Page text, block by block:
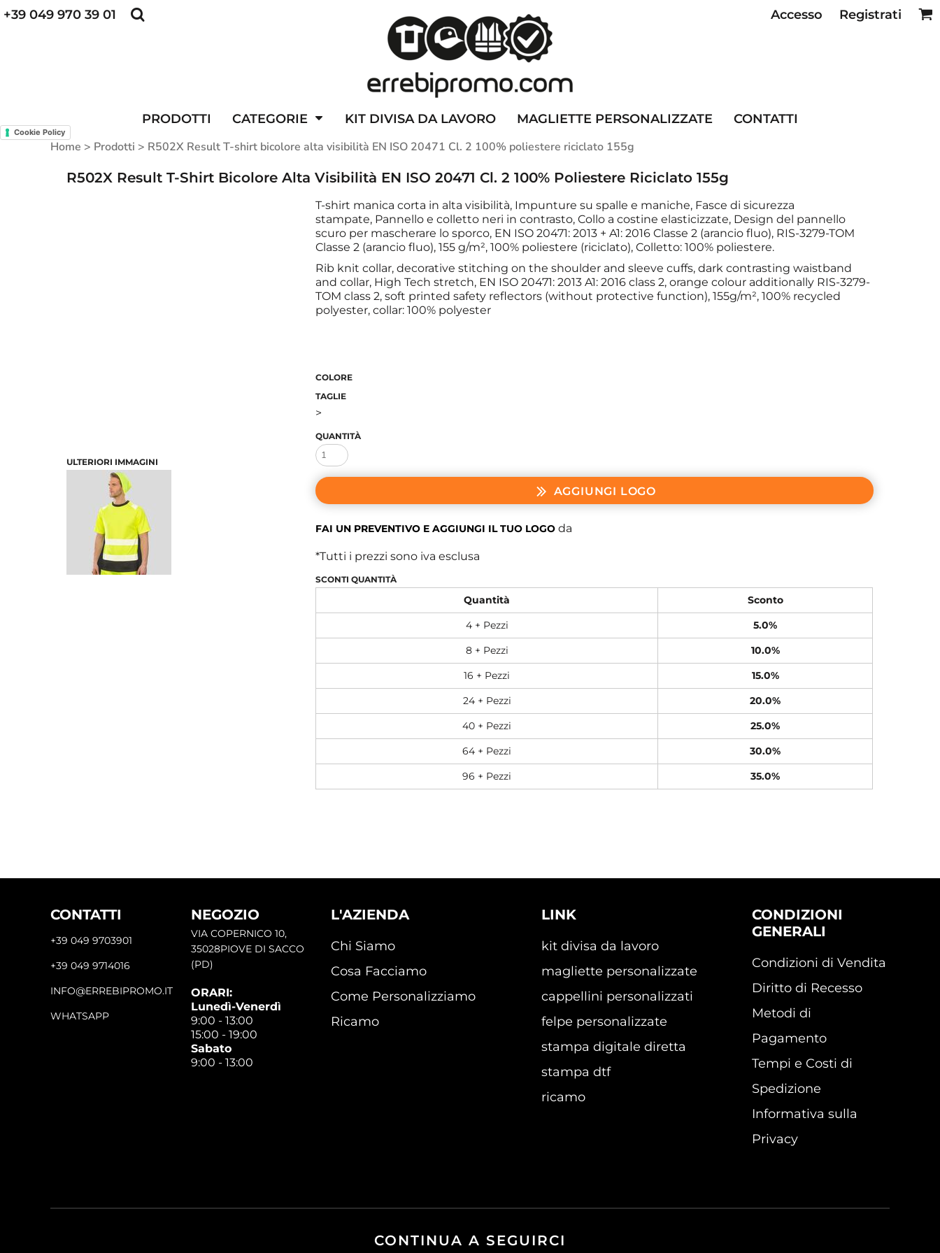
+39 049 970 39 01 Accesso Registrati
PRODOTTI CATEGORIE KIT DIVISA DA LAVORO MAGLIETTE PERSONALIZZATE CONTATTI
Cookie Policy
Home > Prodotti > R502X Result T-shirt bicolore alta visibilità EN ISO 20471 Cl. 2 100% poliestere riciclato 155g
R502X Result T-Shirt Bicolore Alta Visibilità EN ISO 20471 Cl. 2 100% Poliestere Riciclato 155g
ULTERIORI IMMAGINI
T-shirt manica corta in alta visibilità, Impunture su spalle e maniche, Fasce di sicurezza
stampate, Pannello e colletto neri in contrasto, Collo a costine elasticizzate, Design del pannello
scuro per mascherare lo sporco, EN ISO 20471: 2013 + A1: 2016 Classe 2 (arancio fluo), RIS-3279-TOM
Classe 2 (arancio fluo), 155 g/m², 100% poliestere (riciclato), Colletto: 100% poliestere.
Rib knit collar, decorative stitching on the shoulder and sleeve cuffs, dark contrasting waistband
and collar, High Tech stretch, EN ISO 20471: 2013 A1: 2016 class 2, orange colour additionally RIS-3279-
TOM class 2, soft printed safety reflectors (without protective function), 155g/m², 100% recycled
polyester, collar: 100% polyester
COLORE
TAGLIE
>
QUANTITÀ
AGGIUNGI LOGO
FAI UN PREVENTIVO E AGGIUNGI IL TUO LOGO da
*Tutti i prezzi sono iva esclusa
SCONTI QUANTITÀ
Quantità
Sconto
4 + Pezzi
5.0%
8 + Pezzi
10.0%
16 + Pezzi
15.0%
24 + Pezzi
20.0%
40 + Pezzi
25.0%
64 + Pezzi
30.0%
96 + Pezzi
35.0%
CONTATTI
+39 049 9703901
+39 049 9714016
INFO@ERREBIPROMO.IT
WHATSAPP
NEGOZIO
VIA COPERNICO 10,
35028PIOVE DI SACCO
(PD)
ORARI:
Lunedì-Venerdì
9:00 - 13:00
15:00 - 19:00
Sabato
9:00 - 13:00
L'AZIENDA
Chi Siamo
Cosa Facciamo
Come Personalizziamo
Ricamo
LINK
kit divisa da lavoro
magliette personalizzate
cappellini personalizzati
felpe personalizzate
stampa digitale diretta
stampa dtf
ricamo
CONDIZIONI
GENERALI
Condizioni di Vendita
Diritto di Recesso
Metodi di
Pagamento
Tempi e Costi di
Spedizione
Informativa sulla
Privacy
CONTINUA A SEGUIRCI
PRODOTTI
MAGLIETTE PERSONALIZZATE
CONTATTI
ACCESSO
POLO PERSONALIZZATE
DIVISE RISTORAZIONE
POLO PERSONALIZZATE CAPPELLINI PERSONALIZZATI ALTA VISIBILITA'